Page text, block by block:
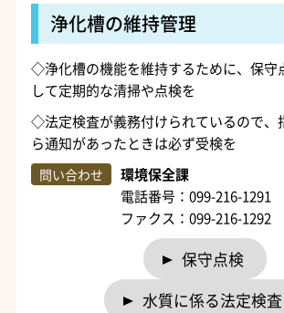
浄化槽の維持管理
◇浄化槽の機能を維持するために、保守
して定期的な清掃や点検を
◇法定検査が義務付けられているので、
ら通知があったときは必ず受検を
問い合わせ
環境保全課
電話番号：099-216-1291
ファクス：099-216-1292
保守点検
水質に係る法定検査